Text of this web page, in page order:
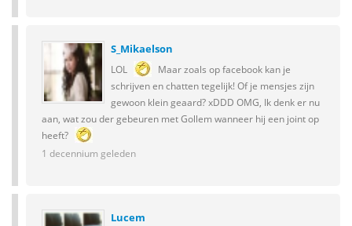
S_Mikaelson
LOL
Maar zoals op facebook kan je
schrijven en chatten tegelijk! Of je mensjes zijn
gewoon klein geaard? xDDD OMG, Ik denk er nu
aan, wat zou der gebeuren met Gollem wanneer hij een joint op
heeft?
1 decennium geleden
Lucem